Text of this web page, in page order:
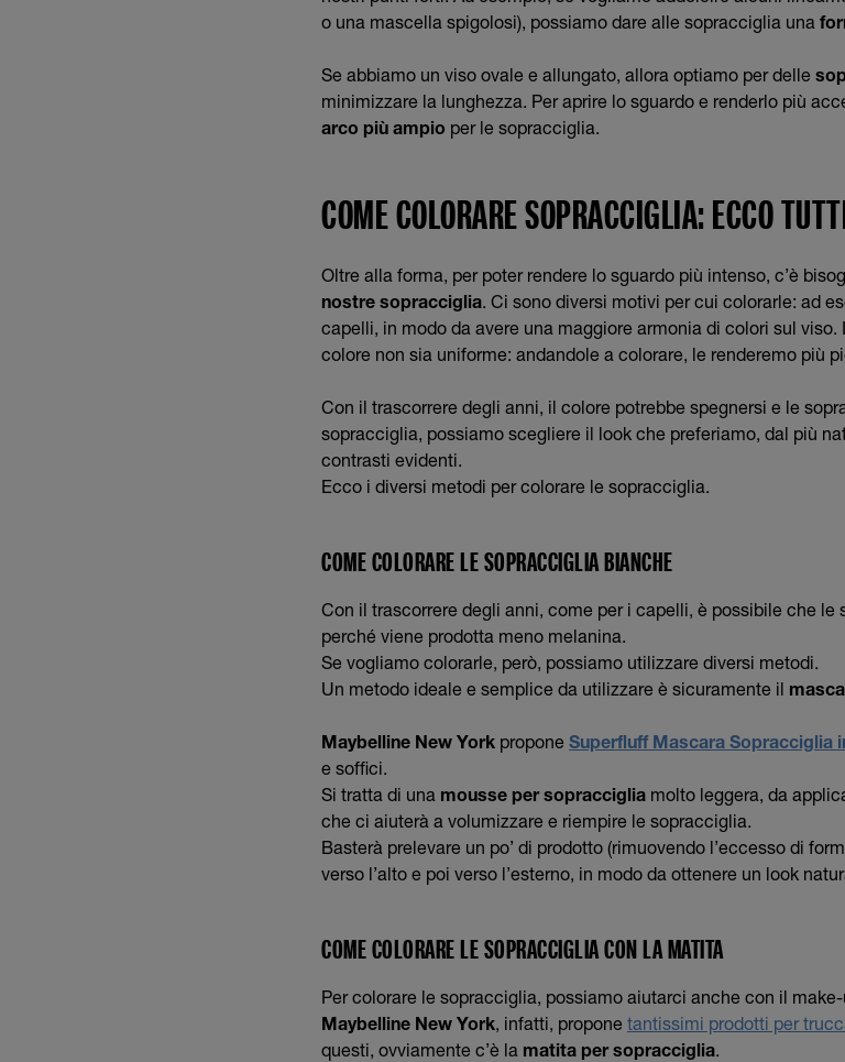
o una mascella spigolosi), possiamo dare alle sopracciglia una
Se abbiamo un viso ovale e allungato, allora optiamo per delle
minimizzare la lunghezza. Per aprire lo sguardo e renderlo più
arco più ampio per le sopracciglia.
COME COLORARE SOPRACCIGLIA: ECCO
Oltre alla forma, per poter rendere lo sguardo più intenso, c’è
nostre sopracciglia. Ci sono diversi motivi per cui colorarle: ad
capelli, in modo da avere una maggiore armonia di colori sul
colore non sia uniforme: andandole a colorare, le renderemo più
Con il trascorrere degli anni, il colore potrebbe spegnersi e le
sopracciglia, possiamo scegliere il look che preferiamo, dal più
contrasti evidenti.
Ecco i diversi metodi per colorare le sopracciglia.
COME COLORARE LE SOPRACCIGLIA BIANCHE
Con il trascorrere degli anni, come per i capelli, è possibile che
perché viene prodotta meno melanina.
Se vogliamo colorarle, però, possiamo utilizzare diversi metodi.
Un metodo ideale e semplice da utilizzare è sicuramente il
Maybelline New York propone Superfluff Mascara Sopracciglia
e soffici.
Si tratta di una mousse per sopracciglia molto leggera, da
che ci aiuterà a volumizzare e riempire le sopracciglia.
Basterà prelevare un po’ di prodotto (rimuovendo l’eccesso di
verso l’alto e poi verso l’esterno, in modo da ottenere un look
COME COLORARE LE SOPRACCIGLIA CON LA MATITA
Per colorare le sopracciglia, possiamo aiutarci anche con il make-
Maybelline New York, infatti, propone tantissimi prodotti per
questi, ovviamente c’è la matita per sopracciglia.